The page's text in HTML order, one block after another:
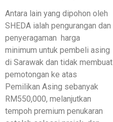
Antara lain yang dipohon oleh
SHEDA ialah pengurangan dan
penyeragaman harga
minimum untuk pembeli asing
di Sarawak dan tidak membuat
pemotongan ke atas
Pemilikan Asing sebanyak
RM550,000, melanjutkan
tempoh premium penukaran